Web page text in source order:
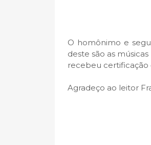
O homônimo e
deste são as
recebeu
Agradeço ao leitor